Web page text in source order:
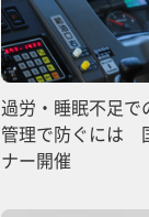
過労・睡眠不足
管理で防ぐには
ナー開催